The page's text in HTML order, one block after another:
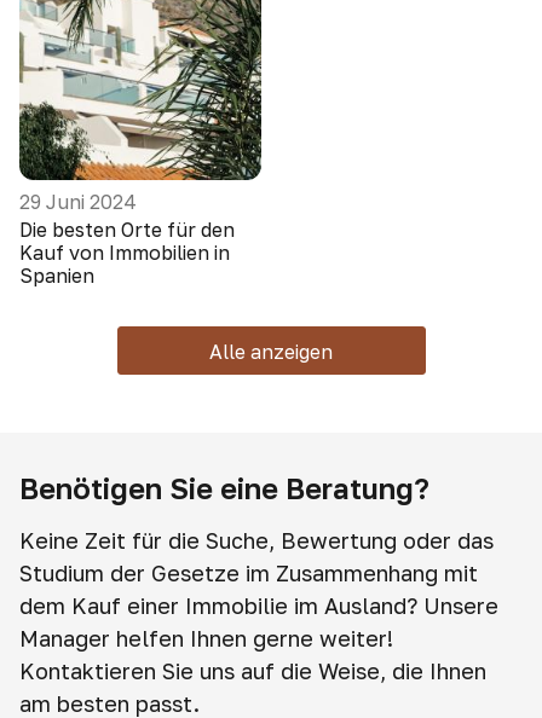
29 Juni 2024
Die besten Orte für den
Kauf von Immobilien in
Spanien
Alle anzeigen
Benötigen Sie eine Beratung?
Keine Zeit für die Suche, Bewertung oder das
Studium der Gesetze im Zusammenhang mit
dem Kauf einer Immobilie im Ausland? Unsere
Manager helfen Ihnen gerne weiter!
Kontaktieren Sie uns auf die Weise, die Ihnen
am besten passt.